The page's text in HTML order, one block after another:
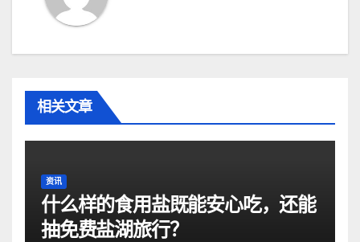
相关文章
资讯
什么样的食用盐既能安心吃，还能
抽免费盐湖旅行？